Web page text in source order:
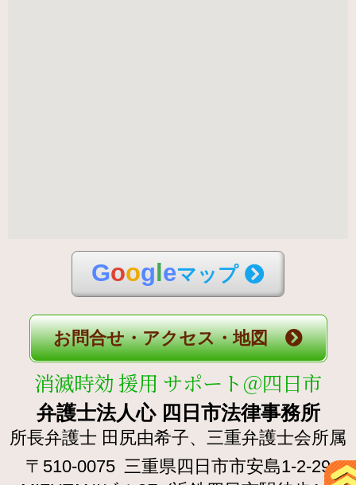
Goog eマップ
お問合せ・アクセス・地図
消滅時効 援用 サポート＠四日市
弁護士法人心 四日市法律事務所
所長弁護士 田尻由希子、 三重弁護士会所属
〒510-0075 三重県四日市市安島1-2-29